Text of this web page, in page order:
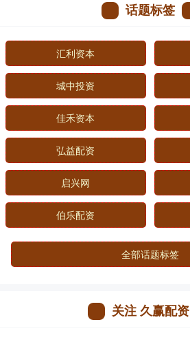
话题标签
汇利资本
城中投资
佳禾资本
弘益配资
启兴网
伯乐配资
全部话题标签
关注 久赢配资